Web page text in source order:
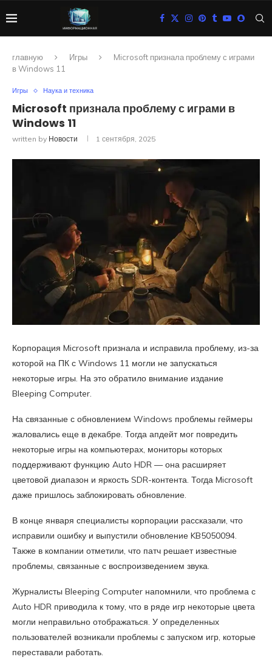
главную Игры
Microsoft признала проблему с играми
в Windows 11
Игры Наука и техника
Microsoft признала проблему с играми в
Windows 11
written by Новости 1 сентября, 2025
Корпорация Microsoft признала и исправила проблему, из-за
которой на ПК с Windows 11 могли не запускаться
некоторые игры. На это обратило внимание издание
Bleeping Computer.
На связанные с обновлением Windows проблемы геймеры
жаловались еще в декабре. Тогда апдейт мог повредить
некоторые игры на компьютерах, мониторы которых
поддерживают функцию Auto HDR — она расширяет
цветовой диапазон и яркость SDR-контента. Тогда Microsoft
даже пришлось заблокировать обновление.
В конце января специалисты корпорации рассказали, что
исправили ошибку и выпустили обновление KB5050094.
Также в компании отметили, что патч решает известные
проблемы, связанные с воспроизведением звука.
Журналисты Bleeping Computer напомнили, что проблема с
Auto HDR приводила к тому, что в ряде игр некоторые цвета
могли неправильно отображаться. У определенных
пользователей возникали проблемы с запуском игр, которые
переставали работать.